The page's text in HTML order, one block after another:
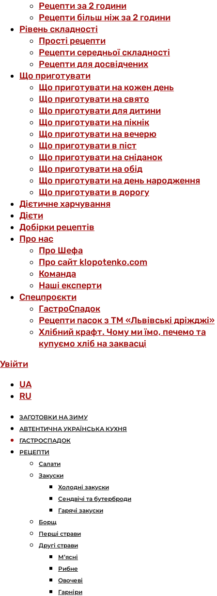
Рецепти за 2 години
Рецепти більш ніж за 2 години
Рівень складності
Прості рецепти
Рецепти середньої складності
Рецепти для досвідчених
Що приготувати
Що приготувати на кожен день
Що приготувати на свято
Що приготувати для дитини
Що приготувати на пікнік
Що приготувати на вечерю
Що приготувати в піст
Що приготувати на сніданок
Що приготувати на обід
Що приготувати на день народження
Що приготувати в дорогу
Дієтичне харчування
Дієти
Добірки рецептів
Про нас
Про Шефа
Про сайт klopotenko.com
Команда
Наші експерти
Спецпроєкти
ГастроСпадок
Рецепти пасок з ТМ «Львівські дріжджі»
Хлібний крафт. Чому ми їмо, печемо та
купуємо хліб на заквасці
Увійти
UA
RU
ЗАГОТОВКИ НА ЗИМУ
АВТЕНТИЧНА УКРАЇНСЬКА КУХНЯ
ГАСТРОСПАДОК
РЕЦЕПТИ
Салати
Закуски
Холодні закуски
Сендвічі та бутерброди
Гарячі закуски
Борщ
Перші страви
Другі страви
М’ясні
Рибне
Овочеві
Гарніри